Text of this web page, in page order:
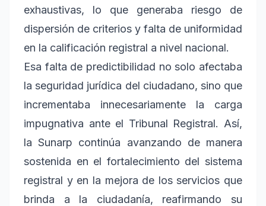
exhaustivas, lo que generaba riesgo de
dispersión de criterios y falta de uniformidad
en la calificación registral a nivel nacional.
Esa falta de predictibilidad no solo afectaba
la seguridad jurídica del ciudadano, sino que
incrementaba innecesariamente la carga
impugnativa ante el Tribunal Registral. Así,
la Sunarp continúa avanzando de manera
sostenida en el fortalecimiento del sistema
registral y en la mejora de los servicios que
brinda a la ciudadanía, reafirmando su